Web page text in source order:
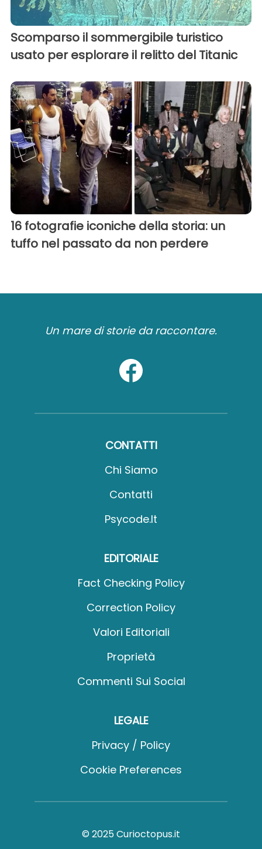
Scomparso il sommergibile turistico
usato per esplorare il relitto del Titanic
16 fotografie iconiche della storia: un
tuffo nel passato da non perdere
Un mare di storie da raccontare.
CONTATTI
Chi Siamo
Contatti
Psycode.it
EDITORIALE
Fact Checking Policy
Correction Policy
Valori Editoriali
Proprietà
Commenti Sui Social
LEGALE
Privacy / Policy
Cookie Preferences
© 2025 Curioctopus.it